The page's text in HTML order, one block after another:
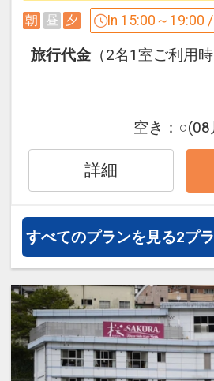
膳形式で提供させて頂く
す。
御影席をふんだんに使っ
呂。サウナもございます
入浴時間 夕15：00～23
9：00
〇貸切露天風呂
１回１組３０分代金不要
す。チェックイン順にご
ります。
※事前予約は受け付けて
〇展望風呂
最上階14階にある展望風
薬湯をお楽しみ頂けます
生ビール・ハイボール・
をご用意♪
ロビーにてソフトドリン
ホットコーヒー・オレン
レープジュース・紅茶・
ご利用時間は当日15:00
日は6:00～10:00までご
・夕食のメインは厳選さ
意♪
90分飲み放題つき（生ビ
焼酎・果実酒・ワインな
３食目
・お夜食
21～22時まで、高山ラ
にてお召し上がり頂けま
本日締めの1品で♪
朝 昼 夕 In 15:00～19:00
旅行代金 （2名1室ご利用
空き： ○(08
詳細
すべてのプランを見る2プ